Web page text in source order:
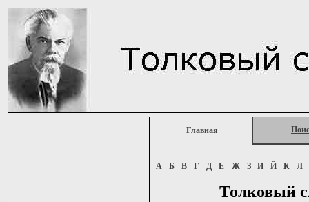
Главная
А Б В Г Д Е Ж З И Й К Л
Толковый